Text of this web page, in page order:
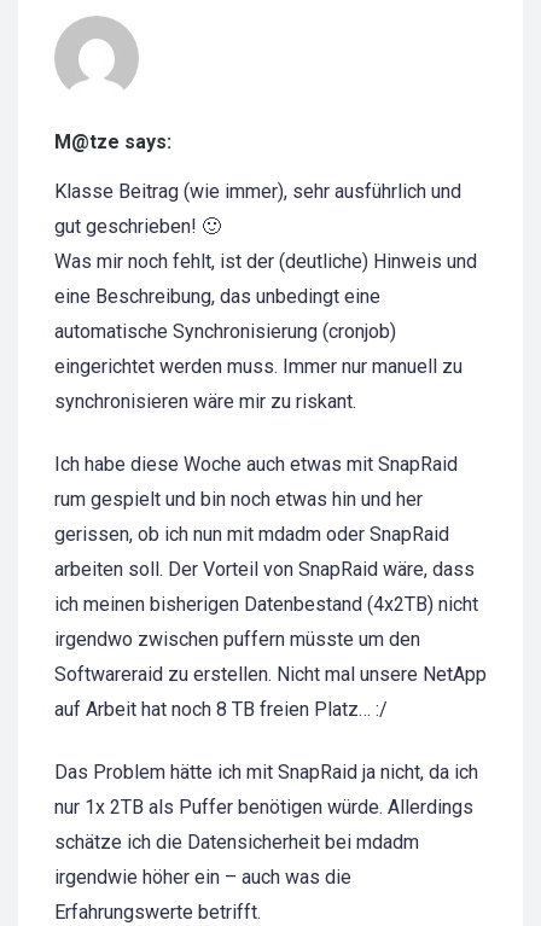
M@tze says:
Klasse Beitrag (wie immer), sehr ausführlich und
gut geschrieben! 🙂
Was mir noch fehlt, ist der (deutliche) Hinweis und
eine Beschreibung, das unbedingt eine
automatische Synchronisierung (cronjob)
eingerichtet werden muss. Immer nur manuell zu
synchronisieren wäre mir zu riskant.
Ich habe diese Woche auch etwas mit SnapRaid
rum gespielt und bin noch etwas hin und her
gerissen, ob ich nun mit mdadm oder SnapRaid
arbeiten soll. Der Vorteil von SnapRaid wäre, dass
ich meinen bisherigen Datenbestand (4x2TB) nicht
irgendwo zwischen puffern müsste um den
Softwareraid zu erstellen. Nicht mal unsere NetApp
auf Arbeit hat noch 8 TB freien Platz… :/
Das Problem hätte ich mit SnapRaid ja nicht, da ich
nur 1x 2TB als Puffer benötigen würde. Allerdings
schätze ich die Datensicherheit bei mdadm
irgendwie höher ein – auch was die
Erfahrungswerte betrifft.